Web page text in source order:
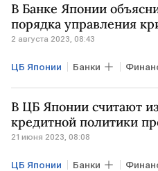
В Банке Японии
порядка управления
2 августа 2023, 08:43
ЦБ Японии Банки
Экономика ЯПОНИЯ
процентные ставки
В ЦБ Японии считают
кредитной политики
21 июня 2023, 08:08
ЦБ Японии Банки